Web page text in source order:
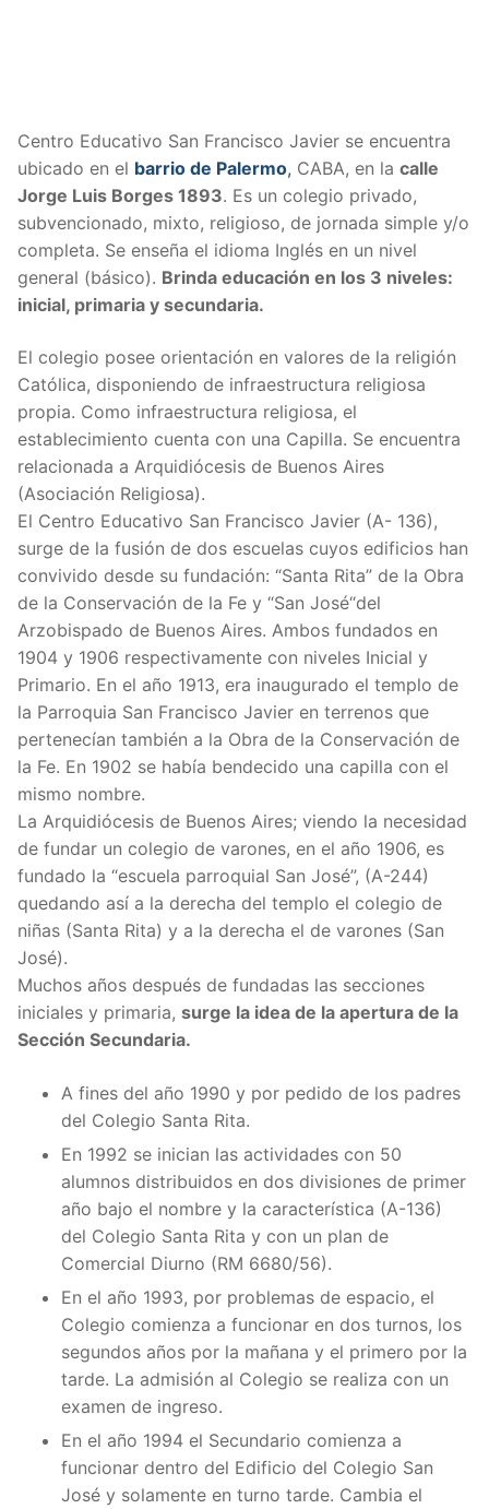
Centro Educativo San Francisco Javier se encuentra
ubicado en el barrio de Palermo, CABA, en la calle
Jorge Luis Borges 1893. Es un colegio privado,
subvencionado, mixto, religioso, de jornada simple y/o
completa. Se enseña el idioma Inglés en un nivel
general (básico). Brinda educación en los 3 niveles:
inicial, primaria y secundaria.
El colegio posee orientación en valores de la religión
Católica, disponiendo de infraestructura religiosa
propia. Como infraestructura religiosa, el
establecimiento cuenta con una Capilla. Se encuentra
relacionada a Arquidiócesis de Buenos Aires
(Asociación Religiosa).
El Centro Educativo San Francisco Javier (A- 136),
surge de la fusión de dos escuelas cuyos edificios han
convivido desde su fundación: “Santa Rita” de la Obra
de la Conservación de la Fe y “San José“del
Arzobispado de Buenos Aires. Ambos fundados en
1904 y 1906 respectivamente con niveles Inicial y
Primario. En el año 1913, era inaugurado el templo de
la Parroquia San Francisco Javier en terrenos que
pertenecían también a la Obra de la Conservación de
la Fe. En 1902 se había bendecido una capilla con el
mismo nombre.
La Arquidiócesis de Buenos Aires; viendo la necesidad
de fundar un colegio de varones, en el año 1906, es
fundado la “escuela parroquial San José”, (A-244)
quedando así a la derecha del templo el colegio de
niñas (Santa Rita) y a la derecha el de varones (San
José).
Muchos años después de fundadas las secciones
iniciales y primaria, surge la idea de la apertura de la
Sección Secundaria.
A fines del año 1990 y por pedido de los padres
del Colegio Santa Rita.
En 1992 se inician las actividades con 50
alumnos distribuidos en dos divisiones de primer
año bajo el nombre y la característica (A-136)
del Colegio Santa Rita y con un plan de
Comercial Diurno (RM 6680/56).
En el año 1993, por problemas de espacio, el
Colegio comienza a funcionar en dos turnos, los
segundos años por la mañana y el primero por la
tarde. La admisión al Colegio se realiza con un
examen de ingreso.
En el año 1994 el Secundario comienza a
funcionar dentro del Edificio del Colegio San
José y solamente en turno tarde. Cambia el